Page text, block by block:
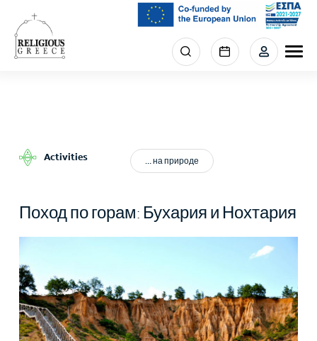
main
content
Menu
section
Activities … на природе
Поход по горам: Бухария и Нохтария